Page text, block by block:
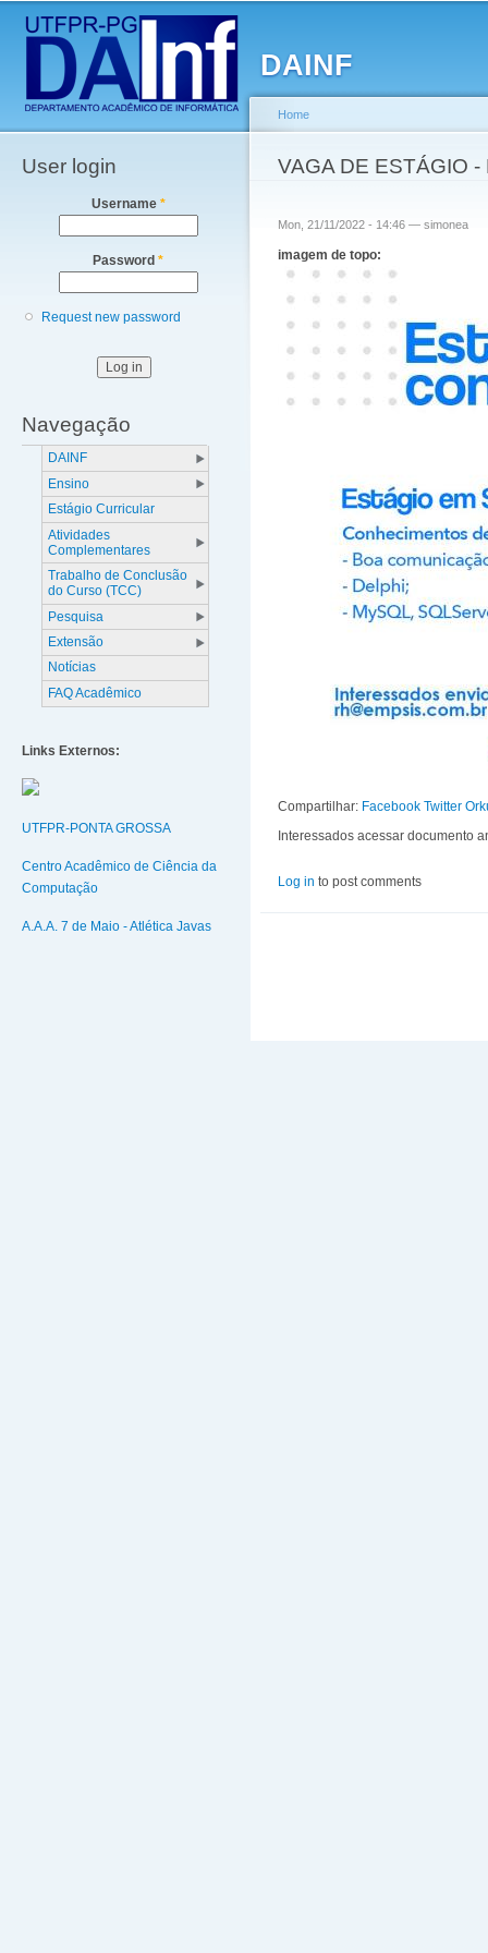
DAINF
Main menu
User login
Username *
Password *
Request new password
Navegação
DAINF
Ensino
Estágio Curricular
Atividades
Complementares
Trabalho de Conclusão
do Curso (TCC)
Pesquisa
Extensão
Notícias
FAQ Acadêmico
Links Externos:
UTFPR-PONTA GROSSA
Centro Acadêmico de Ciência da
Computação
A.A.A. 7 de Maio - Atlética Javas
You are here
Home
VAGA DE ESTÁGIO -
Mon, 21/11/2022 - 14:46 — simonea
imagem de topo:
Compartilhar: Facebook Twitter
Interessados acessar documento
Log in to post comments